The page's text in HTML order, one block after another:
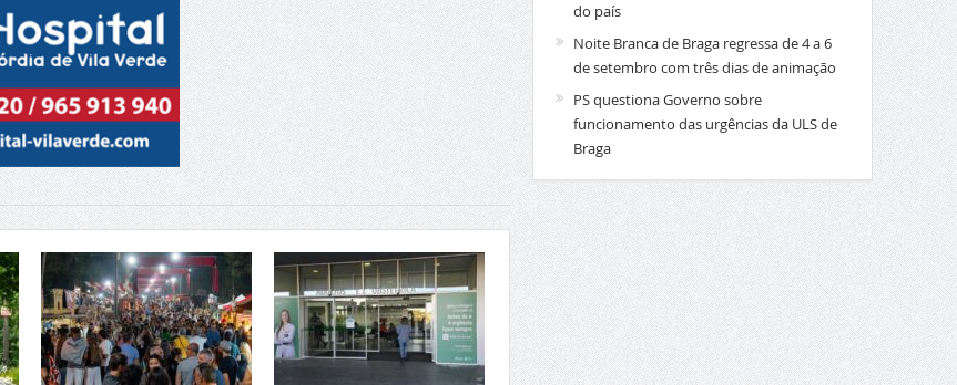
do país
Noite Branca de Braga regressa de 4 a 6
de setembro com três dias de animação
PS questiona Governo sobre
funcionamento das urgências da ULS de
Braga